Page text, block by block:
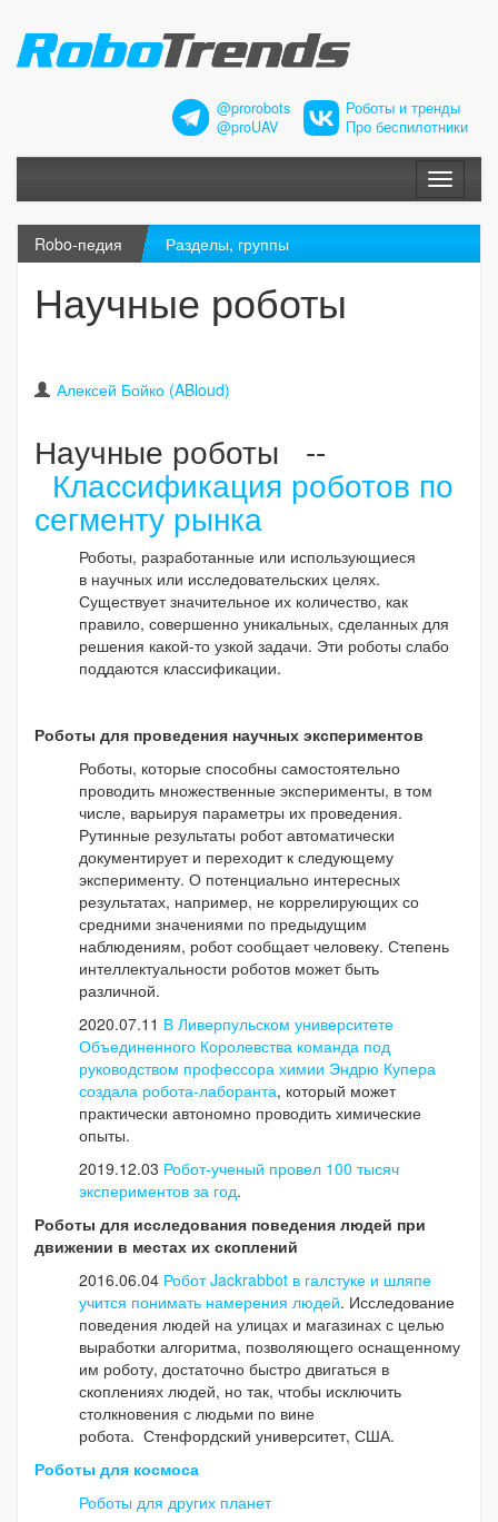
@prorobots
@proUAV
Роботы и тренды
Про беспилотники
Меню
Robo-педия Разделы, группы
Научные роботы
Алексей Бойко (ABloud)
Научные роботы --
Классификация роботов по
сегменту рынка
Роботы, разработанные или использующиеся
в научных или исследовательских целях.
Существует значительное их количество, как
правило, совершенно уникальных, сделанных для
решения какой-то узкой задачи. Эти роботы слабо
поддаются классификации.
Роботы для проведения научных экспериментов
Роботы, которые способны самостоятельно
проводить множественные эксперименты, в том
числе, варьируя параметры их проведения.
Рутинные результаты робот автоматически
документирует и переходит к следующему
эксперименту. О потенциально интересных
результатах, например, не коррелирующих со
средними значениями по предыдущим
наблюдениям, робот сообщает человеку. Степень
интеллектуальности роботов может быть
различной.
2020.07.11 В Ливерпульском университете
Объединенного Королевства команда под
руководством профессора химии Эндрю Купера
создала робота-лаборанта, который может
практически автономно проводить химические
опыты.
2019.12.03 Робот-ученый провел 100 тысяч
экспериментов за год.
Роботы для исследования поведения людей при
движении в местах их скоплений
2016.06.04 Робот Jackrabbot в галстуке и шляпе
учится понимать намерения людей. Исследование
поведения людей на улицах и магазинах с целью
выработки алгоритма, позволяющего оснащенному
им роботу, достаточно быстро двигаться в
скоплениях людей, но так, чтобы исключить
столкновения с людьми по вине
робота. Стенфордский университет, США.
Роботы для космоса
Роботы для других планет